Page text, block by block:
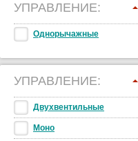
УПРАВЛЕНИЕ:
Однорычажные
УПРАВЛЕНИЕ:
Двухвентильные
Моно